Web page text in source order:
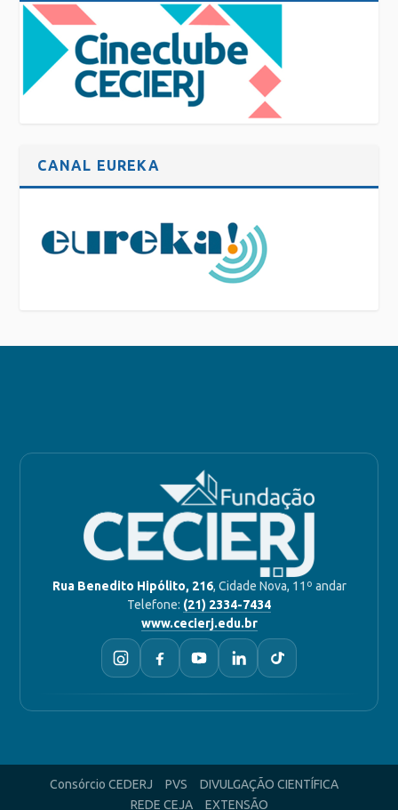
CANAL EUREKA
Rua Benedito Hipólito, 216, Cidade Nova, 11º andar
Telefone: (21) 2334-7434
www.cecierj.edu.br
Consórcio CEDERJ PVS
DIVULGAÇÃO CIENTÍFICA
REDE CEJA
EXTENSÃO